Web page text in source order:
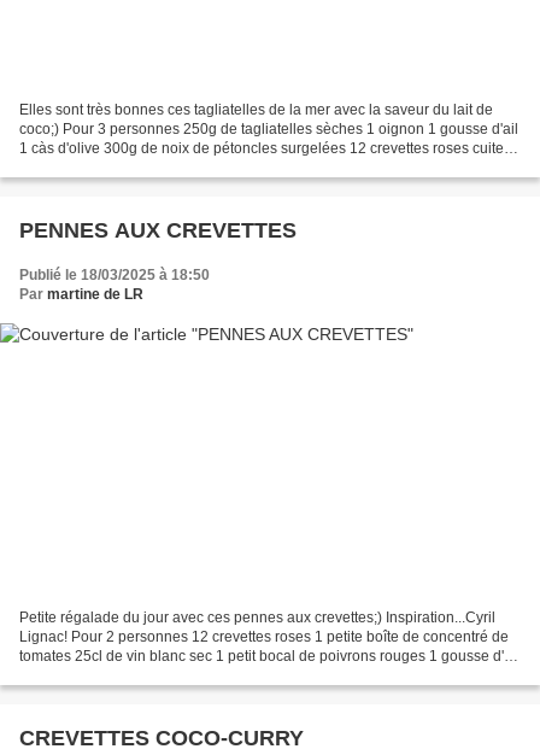
Elles sont très bonnes ces tagliatelles de la mer avec la saveur du lait de
coco;) Pour 3 personnes 250g de tagliatelles sèches 1 oignon 1 gousse d'ail
1 càs d'olive 300g de noix de pétoncles surgelées 12 crevettes roses cuites
PENNES AUX CREVETTES
Publié le 18/03/2025 à 18:50
Par martine de LR
Petite régalade du jour avec ces pennes aux crevettes;) Inspiration...Cyril
Lignac! Pour 2 personnes 12 crevettes roses 1 petite boîte de concentré de
tomates 25cl de vin blanc sec 1 petit bocal de poivrons rouges 1 gousse d'ail
CREVETTES COCO-CURRY